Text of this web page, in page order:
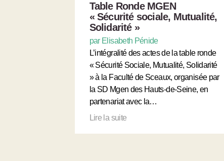
Table Ronde MGEN
« Sécurité sociale, Mutualité,
Solidarité »
par Elisabeth Pénide
L’intégralité des actes de la table ronde
« Sécurité Sociale, Mutualité, Solidarité
» à la Faculté de Sceaux, organisée par
la SD Mgen des Hauts-de-Seine, en
partenariat avec la…
Lire la suite